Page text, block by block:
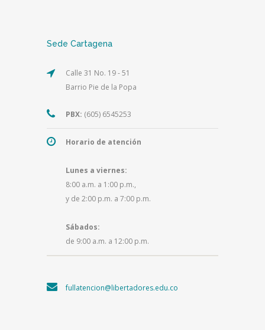
Sede Cartagena
Calle 31 No. 19 - 51
Barrio Pie de la Popa
PBX: (605) 6545253
Horario de atención
Lunes a viernes:
8:00 a.m. a 1:00 p.m.,
y de 2:00 p.m. a 7:00 p.m.
Sábados:
de 9:00 a.m. a 12:00 p.m.
fullatencion@libertadores.edu.co